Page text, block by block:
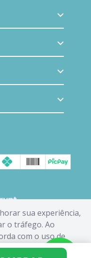
sua experiência,
o tráfego. Ao
com o uso de
de Cookies.